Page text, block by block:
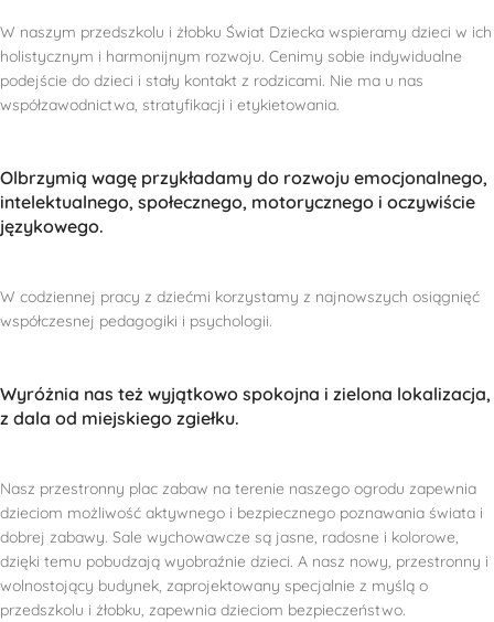
W naszym przedszkolu i żłobku Świat Dziecka wspieramy dzieci w ich
holistycznym i harmonijnym rozwoju. Cenimy sobie indywidualne
podejście do dzieci i stały kontakt z rodzicami. Nie ma u nas
współzawodnictwa, stratyfikacji i etykietowania.
Olbrzymią wagę przykładamy do rozwoju emocjonalnego,
intelektualnego, społecznego, motorycznego i oczywiście
językowego.
W codziennej pracy z dziećmi korzystamy z najnowszych osiągnięć
współczesnej pedagogiki i psychologii.
Wyróżnia nas też wyjątkowo spokojna i zielona lokalizacja,
z dala od miejskiego zgiełku.
Nasz przestronny plac zabaw na terenie naszego ogrodu zapewnia
dzieciom możliwość aktywnego i bezpiecznego poznawania świata i
dobrej zabawy. Sale wychowawcze są jasne, radosne i kolorowe,
dzięki temu pobudzają wyobraźnie dzieci. A nasz nowy, przestronny i
wolnostojący budynek, zaprojektowany specjalnie z myślą o
przedszkolu i żłobku, zapewnia dzieciom bezpieczeństwo.